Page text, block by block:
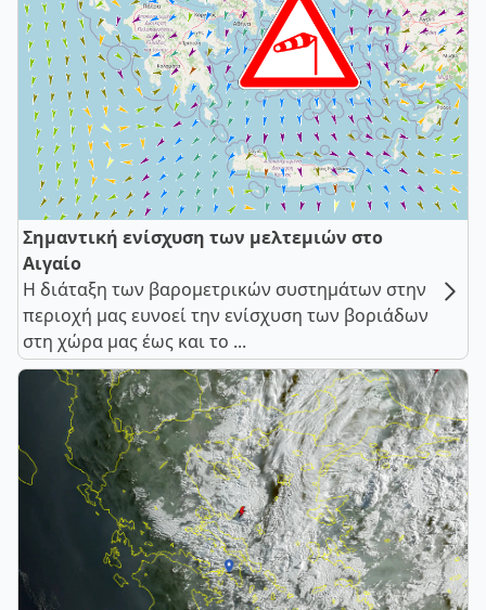
Σημαντική ενίσχυση των μελτεμιών στο
Αιγαίο
Η διάταξη των βαρομετρικών συστημάτων στην
περιοχή μας ευνοεί την ενίσχυση των βοριάδων
στη χώρα μας έως και το ...